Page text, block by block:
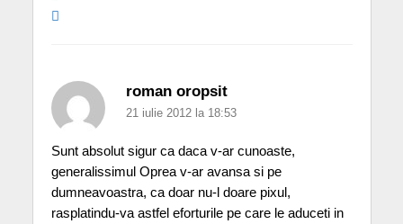
roman oropsit
21 iulie 2012 la 18:53
Sunt absolut sigur ca daca v-ar cunoaste,
generalissimul Oprea v-ar avansa si pe
dumneavoastra, ca doar nu-l doare pixul,
rasplatindu-va astfel eforturile pe care le aduceti in